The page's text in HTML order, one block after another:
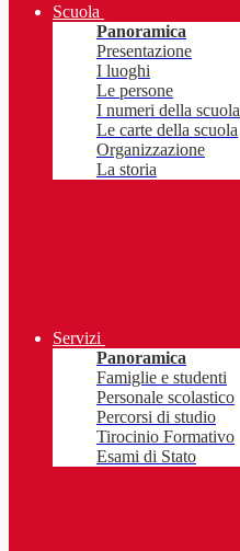
Scuola
Panoramica
Presentazione
I luoghi
Le persone
I numeri della scuola
Le carte della scuola
Organizzazione
La storia
Servizi
Panoramica
Famiglie e studenti
Personale scolastico
Percorsi di studio
Tirocinio Formativo
Esami di Stato